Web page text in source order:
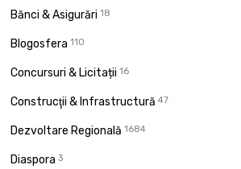
Bănci & Asigurări 18
Blogosfera 110
Concursuri & Licitații 16
Construcţii & Infrastructură 47
Dezvoltare Regională 1684
Diaspora 3